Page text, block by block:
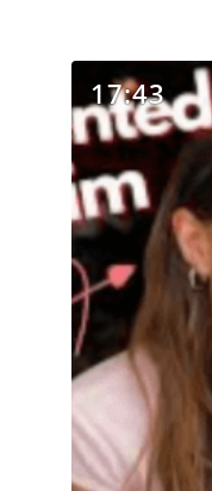
17:43